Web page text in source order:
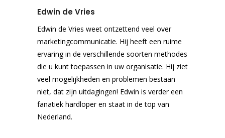
Edwin de Vries
Edwin de Vries weet ontzettend veel over
marketingcommunicatie. Hij heeft een ruime
ervaring in de verschillende soorten methodes
die u kunt toepassen in uw organisatie. Hij ziet
veel mogelijkheden en problemen bestaan
niet, dat zijn uitdagingen! Edwin is verder een
fanatiek hardloper en staat in de top van
Nederland.